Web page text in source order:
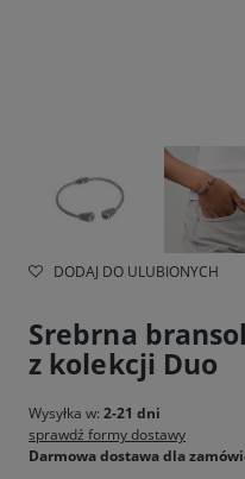
DODAJ DO ULUBIONYCH
Srebrna
z kolekcji Duo
Wysyłka w: 2-21 dni
sprawdź formy dostawy
Darmowa dostawa dla